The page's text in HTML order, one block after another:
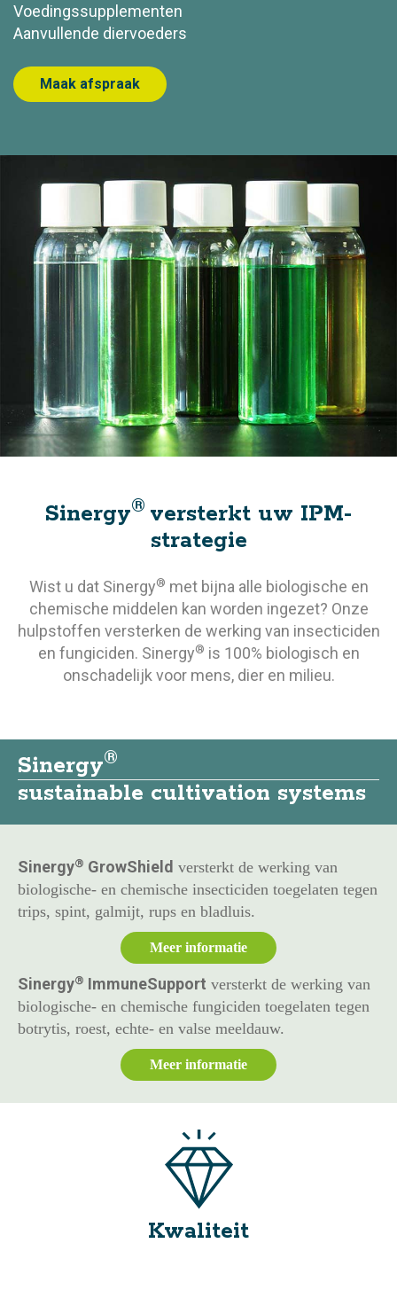
Voedingssupplementen
Aanvullende diervoeders
Maak afspraak
Sinergy® versterkt uw IPM-
strategie
Wist u dat Sinergy® met bijna alle biologische en
chemische middelen kan worden ingezet? Onze
hulpstoffen versterken de werking van insecticiden
en fungiciden. Sinergy® is 100% biologisch en
onschadelijk voor mens, dier en milieu.
Sinergy®
sustainable cultivation systems
Sinergy® GrowShield versterkt de werking van
biologische- en chemische insecticiden toegelaten tegen
trips, spint, galmijt, rups en bladluis.
Meer informatie
Sinergy® ImmuneSupport versterkt de werking van
biologische- en chemische fungiciden toegelaten tegen
botrytis, roest, echte- en valse meeldauw.
Meer informatie
Kwaliteit